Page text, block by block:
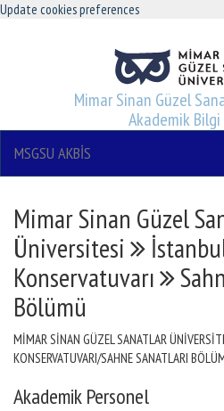
Update cookies preferences
Mimar Sinan Güzel
Akademik
MSGSU AKBİS
Mimar Sinan Güzel
Üniversitesi
Konservatuvarı
Bölümü
MİMAR SİNAN GÜZEL SANATLAR
KONSERVATUVARI/SAHNE SANATLARI
Akademik Personel